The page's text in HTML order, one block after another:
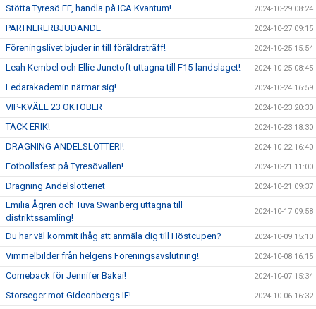
Stötta Tyresö FF, handla på ICA Kvantum! 2024-10-29 08:24
PARTNERERBJUDANDE 2024-10-27 09:15
Föreningslivet bjuder in till föräldraträff! 2024-10-25 15:54
Leah Kembel och Ellie Junetoft uttagna till F15-landslaget! 2024-10-25 08:45
Ledarakademin närmar sig! 2024-10-24 16:59
VIP-KVÄLL 23 OKTOBER 2024-10-23 20:30
TACK ERIK! 2024-10-23 18:30
DRAGNING ANDELSLOTTERI! 2024-10-22 16:40
Fotbollsfest på Tyresövallen! 2024-10-21 11:00
Dragning Andelslotteriet 2024-10-21 09:37
Emilia Ågren och Tuva Swanberg uttagna till
distriktssamling!
2024-10-17 09:58
Du har väl kommit ihåg att anmäla dig till Höstcupen? 2024-10-09 15:10
Vimmelbilder från helgens Föreningsavslutning! 2024-10-08 16:15
Comeback för Jennifer Bakai! 2024-10-07 15:34
Storseger mot Gideonbergs IF! 2024-10-06 16:32